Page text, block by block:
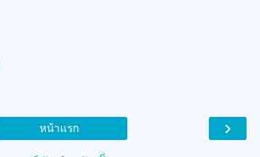
›
หน้าแรก